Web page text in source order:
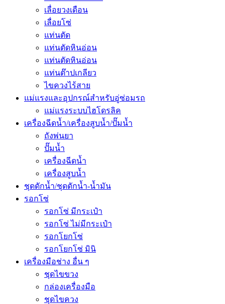
เลื่อยวงเดือน
เลื่อยโซ่
แท่นตัด
แท่นตัดหินอ่อน
แท่นตัดหินอ่อน
แท่นต๊าปเกลียว
ไขควงไร้สาย
แม่แรงและอุปกรณ์สำหรับอู่ซ่อมรถ
แม่แรงระบบไฮโดรลิค
เครื่องฉีดน้ำ/เครื่องสูบน้ำ/ปั๊มน้ำ
ถังพ่นยา
ปั๊มน้ำ
เครื่องฉีดน้ำ
เครื่องสูบน้ำ
ชุดดักน้ำ/ชุดดักน้ำ-น้ำมัน
รอกโซ่
รอกโซ่ มีกระเป๋า
รอกโซ่ ไม่มีกระเป๋า
รอกโยกโซ่
รอกโยกโซ่ มินิ
เครื่องมือช่าง อื่น ๆ
ชุดไขขวง
กล่องเครื่องมือ
ชุดไขควง